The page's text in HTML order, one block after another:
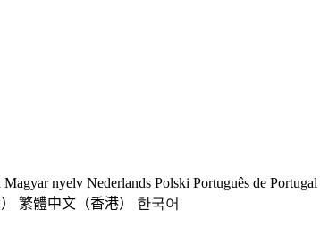
Magyar nyelv Nederlands Polski Português de Portugal
繁體中文（香港）
한국어